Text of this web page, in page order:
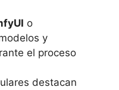
o
y
el proceso
destacan